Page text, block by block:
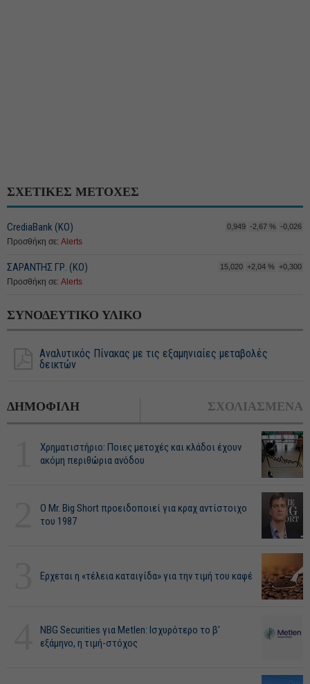
ΣΧΕΤΙΚΕΣ ΜΕΤΟΧΕΣ
CrediaBank (ΚΟ) 0,949 -2,67 % -0,026
Προσθήκη σε: Alerts
ΣΑΡΑΝΤΗΣ ΓΡ. (ΚΟ) 15,020 +2,04 % +0,300
Προσθήκη σε: Alerts
ΣΥΝΟΔΕΥΤΙΚΟ ΥΛΙΚΟ
Αναλυτικός Πίνακας με τις εξαμηνιαίες μεταβολές
δεικτών
ΔΗΜΟΦΙΛΗ ΣΧΟΛΙΑΣΜΕΝΑ
Χρηματιστήριο: Ποιες μετοχές και κλάδοι έχουν
ακόμη περιθώρια ανόδου
O Mr. Big Short προειδοποιεί για κραχ αντίστοιχο
του 1987
Ερχεται η «τέλεια καταιγίδα» για την τιμή του καφέ
NBG Securities για Metlen: Ισχυρότερο το β'
εξάμηνο, η τιμή-στόχος